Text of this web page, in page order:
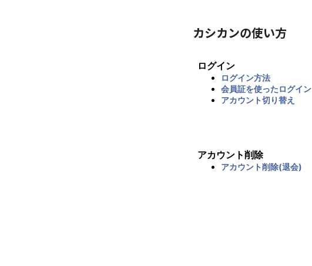
カシカンの使い方
ログイン
ログイン方法
会員証を使ったログイン
アカウント切り替え
アカウント削除
アカウント削除(退会)